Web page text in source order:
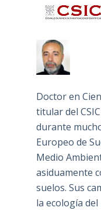
Doctor en
titular del
durante
Europeo de
Medio
asiduamente
suelos. Sus
la ecología